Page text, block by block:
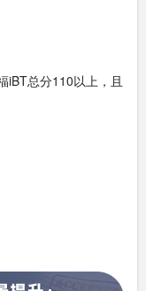
iBT总分110以上，且